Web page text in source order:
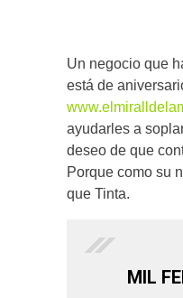
Un negocio que
está de
ayudarles a
deseo de que
Porque como su
que Tinta.
MIL